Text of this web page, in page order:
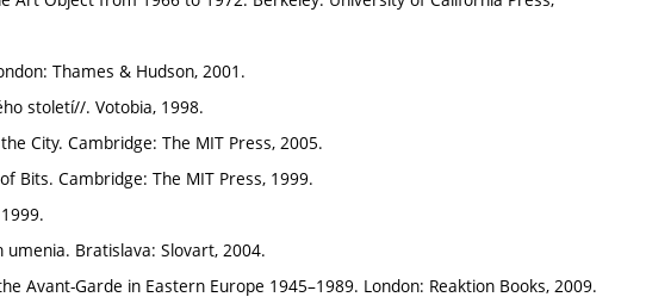
Thames & Hudson, 2001.
století//. Votobia, 1998.
City. Cambridge: The MIT Press, 2005.
Bits. Cambridge: The MIT Press, 1999.
umenia. Bratislava: Slovart, 2004.
Avant-Garde in Eastern Europe 1945–1989. London: Reaktion Books, 2009.